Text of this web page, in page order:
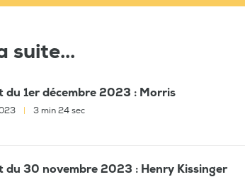
suite...
du 1er décembre 2023 : Morris
3 min 24 sec
du 30 novembre 2023 : Henry Kissinger